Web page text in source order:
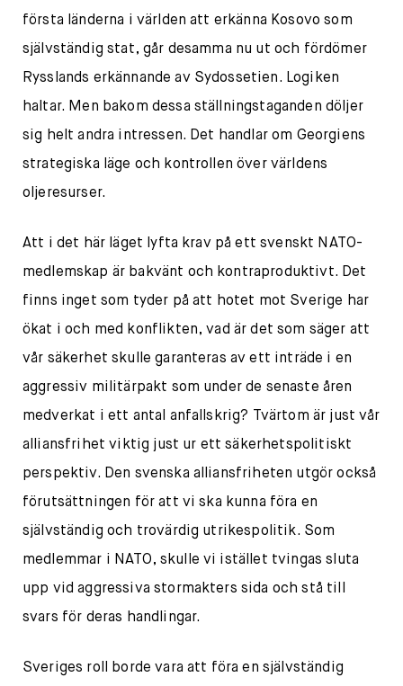
första länderna i världen att erkänna Kosovo som
självständig stat, går desamma nu ut och fördömer
Rysslands erkännande av Sydossetien. Logiken
haltar. Men bakom dessa ställningstaganden döljer
sig helt andra intressen. Det handlar om Georgiens
strategiska läge och kontrollen över världens
oljeresurser.
Att i det här läget lyfta krav på ett svenskt NATO-
medlemskap är bakvänt och kontraproduktivt. Det
finns inget som tyder på att hotet mot Sverige har
ökat i och med konflikten, vad är det som säger att
vår säkerhet skulle garanteras av ett inträde i en
aggressiv militärpakt som under de senaste åren
medverkat i ett antal anfallskrig? Tvärtom är just vår
alliansfrihet viktig just ur ett säkerhetspolitiskt
perspektiv. Den svenska alliansfriheten utgör också
förutsättningen för att vi ska kunna föra en
självständig och trovärdig utrikespolitik. Som
medlemmar i NATO, skulle vi istället tvingas sluta
upp vid aggressiva stormakters sida och stå till
svars för deras handlingar.
Sveriges roll borde vara att föra en självständig